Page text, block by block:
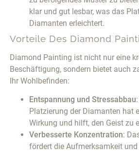
klar und gut lesbar, was das
Diamanten erleichtert.
Vorteile Des Diamond
Diamond Painting ist nicht nur eine
Beschäftigung, sondern bietet auch
Ihr Wohlbefinden:
Entspannung und Stressabbau
Platzierung der Diamanten hat
Wirkung und hilft, den Geist zu
Verbesserte Konzentration:
fördert die Aufmerksamkeit und